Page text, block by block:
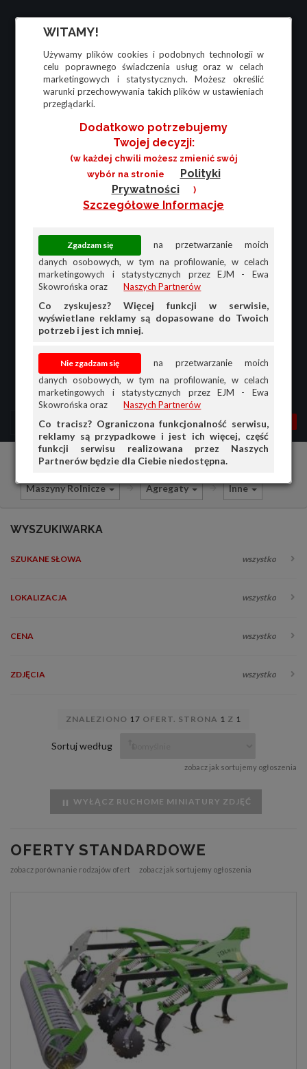
WITAMY!
Używamy plików cookies i podobnych technologii w
celu poprawnego świadczenia usług oraz w celach
marketingowych i statystycznych. Możesz określić
warunki przechowywania takich plików w ustawieniach
przeglądarki.
Dodatkowo potrzebujemy
Twojej decyzji:
(w każdej chwili możesz zmienić swój
wybór na stronie
Polityki
Prywatności
)
Szczegółowe Informacje
na przetwarzanie moich
danych osobowych, w tym na profilowanie, w celach
marketingowych i statystycznych przez EJM - Ewa
Skowrońska oraz
Naszych Partnerów
Co zyskujesz? Więcej funkcji w serwisie,
wyświetlane reklamy są dopasowane do Twoich
potrzeb i jest ich mniej.
na przetwarzanie moich
danych osobowych, w tym na profilowanie, w celach
marketingowych i statystycznych przez EJM - Ewa
Skowrońska oraz
Naszych Partnerów
Co tracisz? Ograniczona funkcjonalność serwisu,
reklamy są przypadkowe i jest ich więcej, część
funkcji serwisu realizowana przez Naszych
Partnerów będzie dla Ciebie niedostępna.
MENU MOJA AG
PRZEGLĄD
OFERTA DLA FIRM
Ciągniki i maszyny rolnicze Sprzedam
Maszyny Rolnicze Agregaty Inne
WYSZUKIWARKA
SZUKANE SŁOWA wszystko
LOKALIZACJA wszystko
CENA wszystko
ZDJĘCIA wszystko
ZNALEZIONO 17 OFERT. STRONA 1 Z 1
Sortuj według
zobacz jak sortujemy ogłoszenia
WYŁĄCZ RUCHOME MINIATURY ZDJĘĆ
OFERTY STANDARDOWE
zobacz porównanie rodzajów ofert zobacz jak sortujemy ogłoszenia